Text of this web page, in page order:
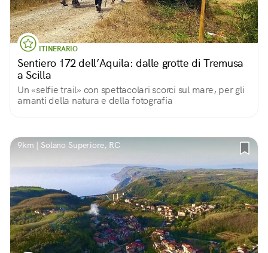
ITINERARIO
Sentiero 172 dell’Aquila: dalle grotte di Tremusa
a Scilla
Un «selfie trail» con spettacolari scorci sul mare, per gli
amanti della natura e della fotografia
9km | Solano Superiore, RC